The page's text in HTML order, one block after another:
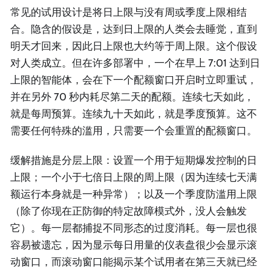
常见的试用设计是将日上限与没有周或季度上限相结
合。隐含的假设是，达到日上限的人类会去睡觉，直到
明天才回来，因此日上限也大约等于周上限。这个假设
对人类成立。但在许多部署中，一个在早上 7:01 达到日
上限的智能体，会在下一个配额窗口开启时立即重试，
并在另外 70 秒内耗尽第二天的配额。连续七天如此，
就是每周预算。连续九十天如此，就是季度预算。这不
需要任何特殊的滥用，只需要一个会重置的配额窗口。
缓解措施是分层上限：设置一个用于短期爆发控制的日
上限；一个小于七倍日上限的周上限（因为连续七天满
额运行本身就是一种异常）；以及一个季度防滥用上限
（除了你现在正防御的特定故障模式外，没人会触发
它）。每一层都捕捉不同形态的过度消耗。每一层也很
容易被遗忘，因为显示每日用量的仪表盘很少会显示滚
动窗口，而滚动窗口能揭示某个试用者在第三天就已经